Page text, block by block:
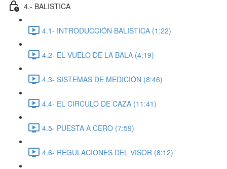
4.- BALISTICA
4.1- INTRODUCCIÓN BALISTICA (1:22)
4.2- EL VUELO DE LA BALA (4:19)
4.3- SISTEMAS DE MEDICIÓN (8:46)
4.4- EL CIRCULO DE CAZA (11:41)
4.5- PUESTA A CERO (7:59)
4.6- REGULACIONES DEL VISOR (8:12)